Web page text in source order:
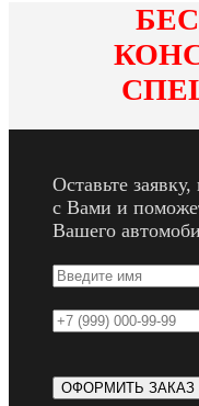
Оставьте
с Вами и
Вашего